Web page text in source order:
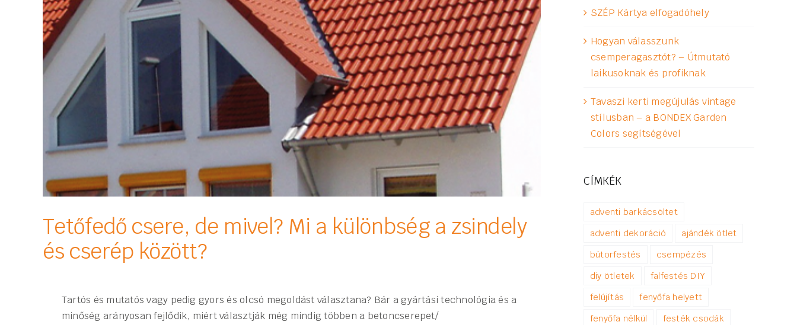
Tetőfedő csere, de mivel? Mi a különbség a zsindely
és cserép között?
Tartós és mutatós vagy pedig gyors és olcsó megoldást választana? Bár a gyártási technológia és a
minőség arányosan fejlődik, miért választják még mindig többen a betoncserepet/
SZÉP Kártya elfogadóhely
Hogyan válasszunk
csemperagasztót? – Útmutató
laikusoknak és profiknak
Tavaszi kerti megújulás vintage
stílusban – a BONDEX Garden
Colors segítségével
CÍMKÉK
adventi barkácsöltet
adventi dekoráció
ajándék ötlet
bútorfestés
csempézés
diy ötletek
falfestés DIY
felújítás
fenyőfa helyett
fenyőfa nélkül
festék csodák